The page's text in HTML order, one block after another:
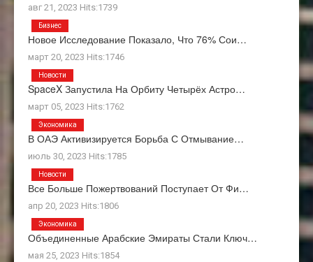
авг 21, 2023 Hits:1739
Новое Исследование Показало, Что 76% Сои…
март 20, 2023 Hits:1746
Бизнес
SpaceX Запустила На Орбиту Четырёх Астро…
март 05, 2023 Hits:1762
Новости
В ОАЭ Активизируется Борьба С Отмывание…
июль 30, 2023 Hits:1785
Экономика
Все Больше Пожертвований Поступает От Фи…
апр 20, 2023 Hits:1806
Новости
Объединенные Арабские Эмираты Стали Ключ…
мая 25, 2023 Hits:1854
Экономика